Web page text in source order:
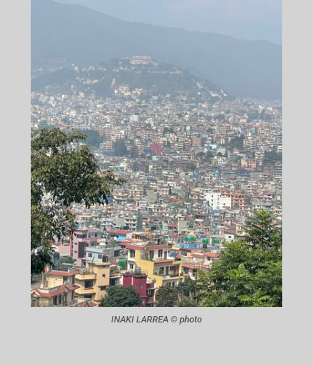
INAKI LARREA © photo